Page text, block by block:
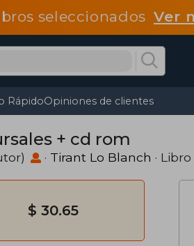
seleccionadosVer
RápidoOpiniones de clientes
+ cd rom
· Tirant Lo Blanch ·
$ 30.65